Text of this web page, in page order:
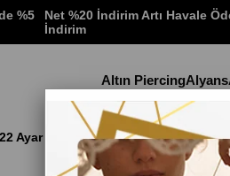
%5
Net %20 İndirim Artı Havale
İndirim
Altın PiercingAlyans
22 Ayar Çeyrek Altın Dorika Toplu